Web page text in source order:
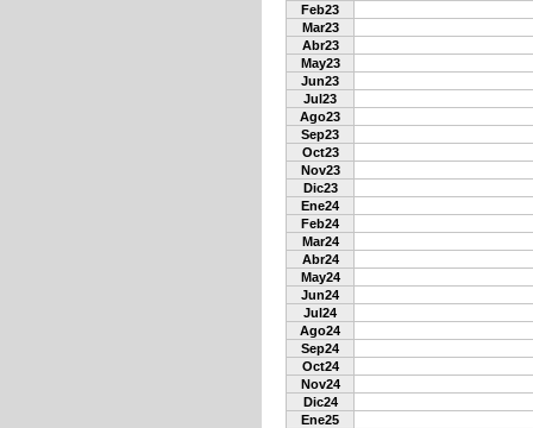
Feb23
Mar23
Abr23
May23
Jun23
Jul23
Ago23
Sep23
Oct23
Nov23
Dic23
Ene24
Feb24
Mar24
Abr24
May24
Jun24
Jul24
Ago24
Sep24
Oct24
Nov24
Dic24
Ene25